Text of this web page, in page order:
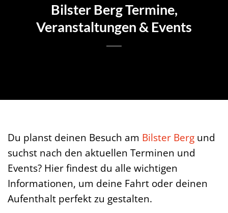
Bilster Berg Termine,
Veranstaltungen & Events
Du planst deinen Besuch am Bilster Berg und
suchst nach den aktuellen Terminen und
Events? Hier findest du alle wichtigen
Informationen, um deine Fahrt oder deinen
Aufenthalt perfekt zu gestalten.